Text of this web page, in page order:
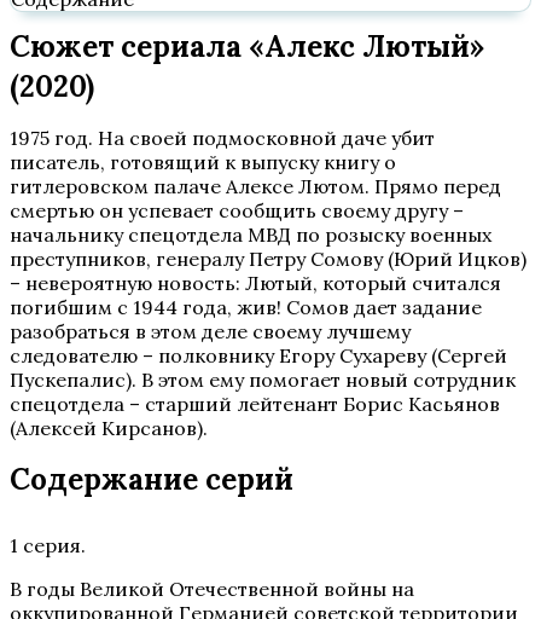
Сюжет сериала «Алекс Лютый»
(2020)
1975 год. На своей подмосковной даче убит
писатель, готовящий к выпуску книгу о
гитлеровском палаче Алексе Лютом. Прямо перед
смертью он успевает сообщить своему другу –
начальнику спецотдела МВД по розыску военных
преступников, генералу Петру Сомову (Юрий Ицков)
– невероятную новость: Лютый, который считался
погибшим с 1944 года, жив! Сомов дает задание
разобраться в этом деле своему лучшему
следователю – полковнику Егору Сухареву (Сергей
Пускепалис). В этом ему помогает новый сотрудник
спецотдела – старший лейтенант Борис Касьянов
(Алексей Кирсанов).
Содержание серий
1 серия.
В годы Великой Отечественной войны на
оккупированной Германией советской территории